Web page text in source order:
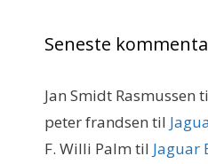
Seneste
Jan Smidt Rasmussen
peter frandsen til
F. Willi Palm til Jaguar